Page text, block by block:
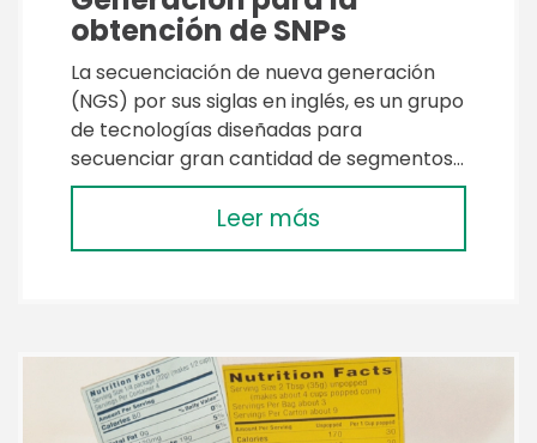
obtención de SNPs
La secuenciación de nueva generación
(NGS) por sus siglas en inglés, es un grupo
de tecnologías diseñadas para
secuenciar gran cantidad de segmentos…
Leer más